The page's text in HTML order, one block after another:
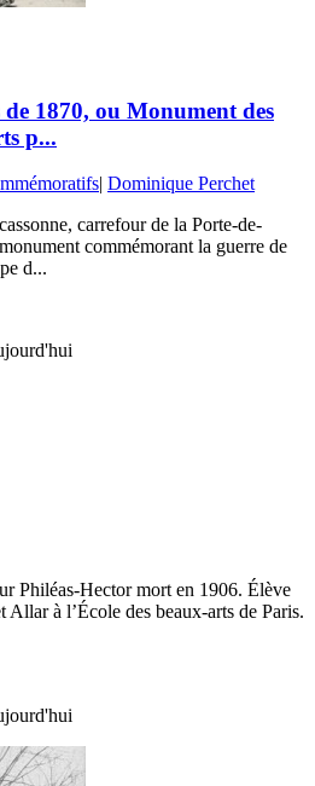
1870, ou Monument des
p...
| Dominique Perchet
carrefour de la Porte-de-
commémorant la guerre de
d...
Philéas-Hector mort en 1906. Élève
à l’École des beaux-arts de Paris.